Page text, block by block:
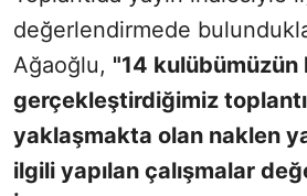
değerlendirmede
Ağaoğlu, "14 kulübümüzün
gerçekleştirdiğimiz
yaklaşmakta olan naklen
ilgili yapılan çalışmalar